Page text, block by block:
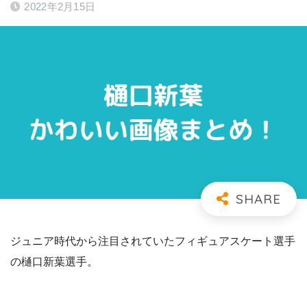
2022年2月15日
ジュニア時代から注目されていたフィギュアスケート選手
の樋口新葉選手。